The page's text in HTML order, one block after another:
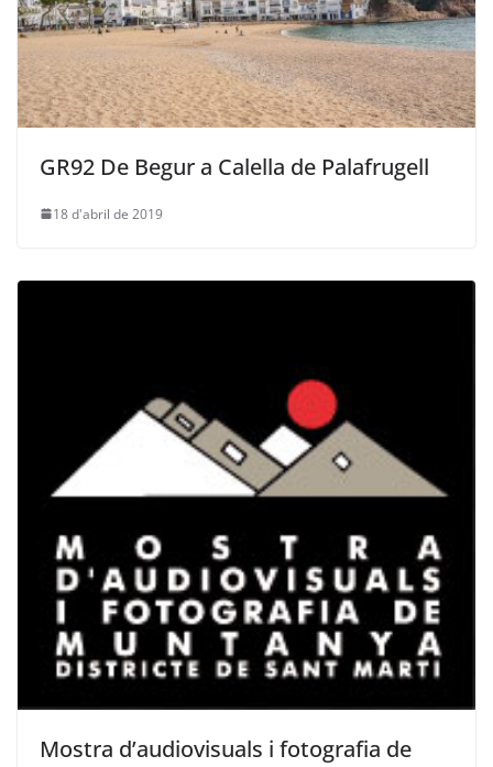
GR92 De Begur a Calella de Palafrugell
18 d'abril de 2019
Mostra d’audiovisuals i fotografia de